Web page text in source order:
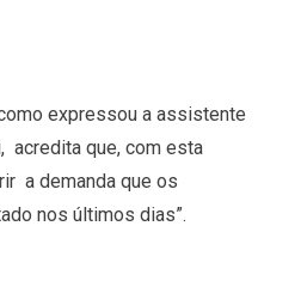
expressou a assistente
acredita que, com esta
a demanda que os
nos últimos dias”.